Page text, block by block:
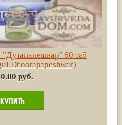
"Дутапапешвар" 60 таб
Dhootapapeshwar)
руб.